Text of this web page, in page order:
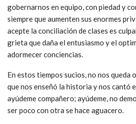
gobernarnos en equipo, con piedad y
siempre que aumenten sus enormes
acepte la conciliación de clases es
grieta que daña el entusiasmo y el
adormecer conciencias.
En estos tiempos sucios, no nos queda
que nos enseñó la historia y nos cantó
ayúdeme compañero; ayúdeme, no
ser poco con otra se hace aguacero.